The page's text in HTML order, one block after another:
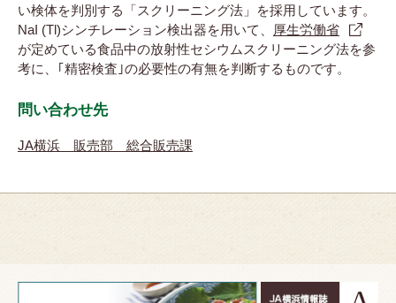
い検体を判別する「スクリーニング法」を採用しています。
NaI (Tl)シンチレーション検出器を用いて、
厚生労働省
が定めている食品中の放射性セシウムスクリーニング法を参
考に、｢精密検査｣の必要性の有無を判断するものです。
問い合わせ先
JA横浜 販売部 総合販売課